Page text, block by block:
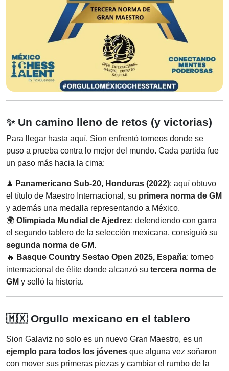
✨ Un camino lleno de retos (y victorias)
Para llegar hasta aquí, Sion enfrentó torneos donde se
puso a prueba contra lo mejor del mundo. Cada partida fue
un paso más hacia la cima:
♟ Panamericano Sub-20, Honduras (2022): aquí obtuvo
el título de Maestro Internacional, su primera norma de GM
y además una medalla representando a México.
🌍 Olimpiada Mundial de Ajedrez: defendiendo con garra
el segundo tablero de la selección mexicana, consiguió su
segunda norma de GM.
🔥 Basque Country Sestao Open 2025, España: torneo
internacional de élite donde alcanzó su tercera norma de
GM y selló la historia.
🇲🇽 Orgullo mexicano en el tablero
Sion Galaviz no solo es un nuevo Gran Maestro, es un
ejemplo para todos los jóvenes que alguna vez soñaron
con mover sus primeras piezas y cambiar el rumbo de la